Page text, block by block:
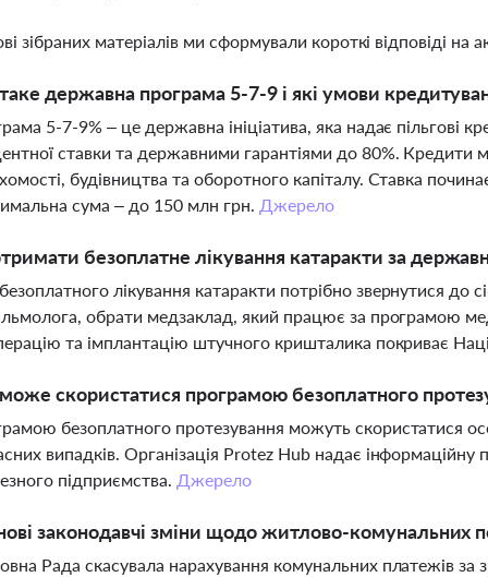
зібраних матеріалів ми сформували короткі відповіді на
державна програма 5-7-9 і які умови
5-7-9% – це державна ініціатива, яка надає пільгові
ставки та державними гарантіями до 80%. Кредити
будівництва та оборотного капіталу. Ставка
сума – до 150 млн грн. Джерело
безоплатне лікування катаракти за
лікування катаракти потрібно звернутися до
обрати медзаклад, який працює за програмою
та імплантацію штучного кришталика покриває
скористатися програмою безоплатного
безоплатного протезування можуть скористатися
випадків. Організація Protez Hub надає інформаційну
підприємства. Джерело
законодавчі зміни щодо житлово-комунальних
Рада скасувала нарахування комунальних платежів за